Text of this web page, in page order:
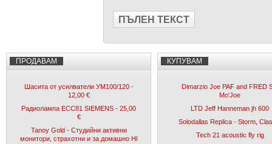
ПЪЛЕН ТЕКСТ
ПРОДАВАМ
Шасита от усилватели УМ100/120 -
12,00 €
Радиолампа ECC81 SIEMENS - 25,00
€
Tanoy Gold - Студийни активни
монитори, страхотни и за домашно HI
КУПУВАМ
Dimarzio Joe PAF and FRED
Mo'Joe
LTD Jeff Hanneman jh 600
Solodallas Replica - Storm,
Tech 21 acoustic fly rig